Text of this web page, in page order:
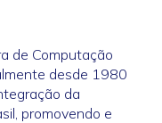
de Computação
desde 1980
da
promovendo e